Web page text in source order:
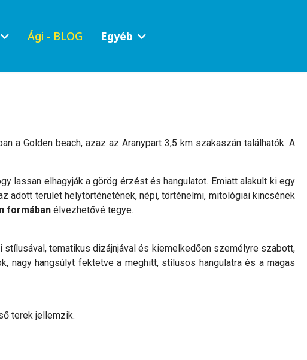
Ági - BLOG Egyéb
a Golden beach, azaz az Aranypart 3,5 km szakaszán találhatók. A
lassan elhagyják a görög érzést és hangulatot. Emiatt alakult ki egy
adott terület helytörténetének, népi, történelmi, mitológiai kincsének
formában élvezhetővé tegye.
tematikus dizájnjával és kiemelkedően személyre szabott,
nagy hangsúlyt fektetve a meghitt, stílusos hangulatra és a magas
terek jellemzik.